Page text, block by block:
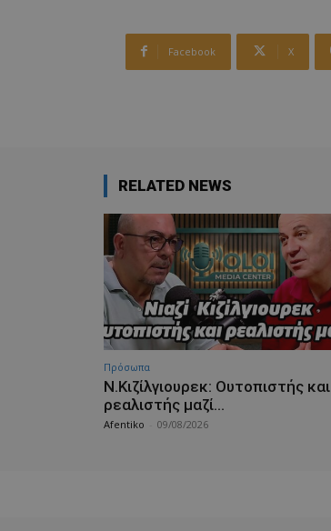
Facebook X
RELATED NEWS
Πρόσωπα
Ν.Κιζίλγιουρεκ: Ουτοπιστής και
ρεαλιστής μαζί…
Afentiko 09/08/2026